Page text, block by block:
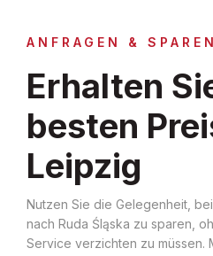
ANFRAGEN & SPAREN
Erhalten
besten
Leipzig
Nutzen Sie die Gelegenheit,
nach Ruda Śląska zu sparen,
Service verzichten zu müssen.